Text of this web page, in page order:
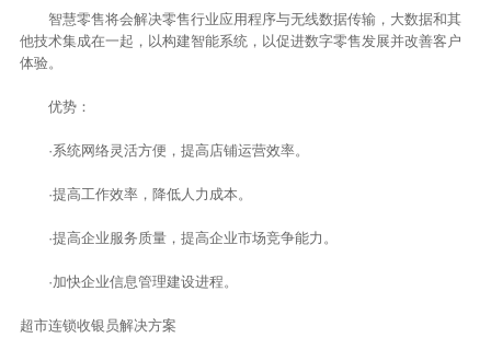
智慧零售将会解决零售行业应用程序与无线数据传输，大数据和其
他技术集成在一起，以构建智能系统，以促进数字零售发展并改善客户
体验。
优势：
·系统网络灵活方便，提高店铺运营效率。
·提高工作效率，降低人力成本。
·提高企业服务质量，提高企业市场竞争能力。
·加快企业信息管理建设进程。
超市连锁收银员解决方案